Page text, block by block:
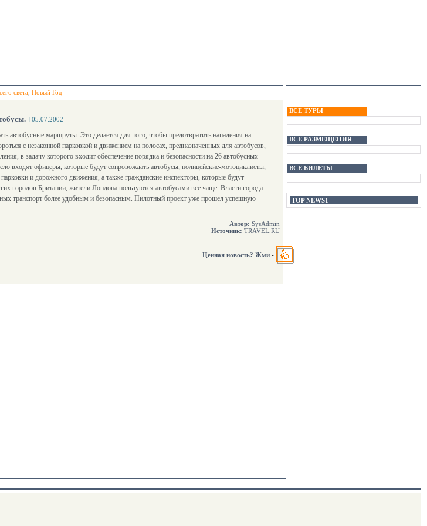
света Новый Год
[05.07.2002]
автобусные маршруты. Это делается для того, чтобы предотвратить нападения на
с незаконной парковкой и движением на полосах, предназначенных для автобусов,
в задачу которого входит обеспечение порядка и безопасности на 26 автобусных
входят офицеры, которые будут сопровождать автобусы, полицейские-мотоциклисты,
и дорожного движения, а также гражданские инспекторы, которые будут
городов Британии, жители Лондона пользуются автобусами все чаще. Власти города
транспорт более удобным и безопасным. Пилотный проект уже прошел успешную
Автор: SysAdmin
Источник: TRAVEL.RU
Ценная новость? Жми -
ВСЕ ТУРЫ
ВСЕ РАЗМЕЩЕНИЯ
ВСЕ БИЛЕТЫ
TOP NEWS1